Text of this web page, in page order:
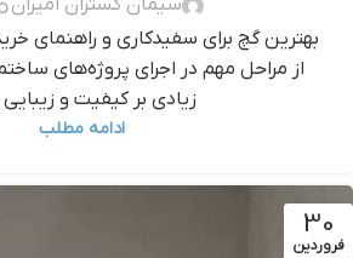
سیمان گستران امیران
بهترین گچ برای سفیدکاری و راهنمای
از مراحل مهم در اجرای پروژه‌های
زیادی بر کیفیت و
ادامه مطلب
30
فروردین